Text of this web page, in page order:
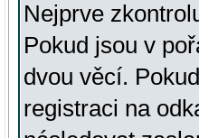
Nejprve
Pokud jsou v
dvou věcí.
registraci na